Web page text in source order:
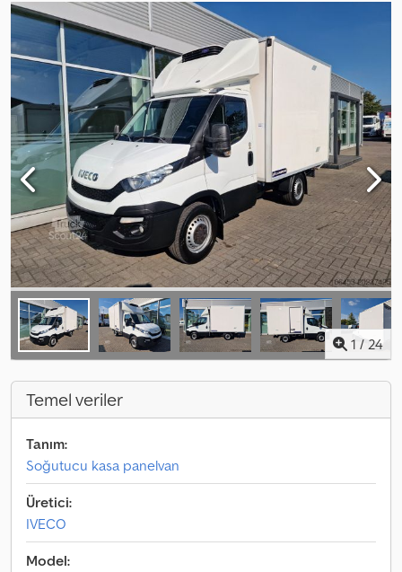
1 / 24
Temel veriler
Tanım:
Soğutucu kasa panelvan
Üretici:
IVECO
Model: